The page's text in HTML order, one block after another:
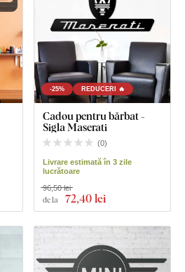
-25% REDUCERI 🔥
Cadou pentru bărbat -
Sigla Maserati
(0)
Livrare estimată în 3 zile
lucrătoare
de la 72,40 lei
96,50 lei